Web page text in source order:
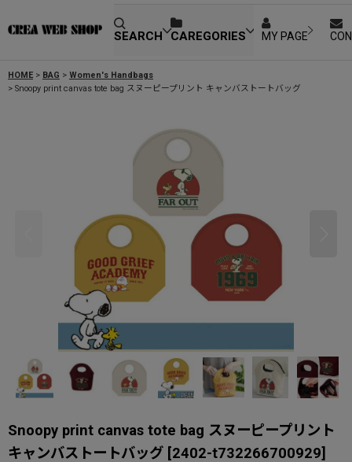
SEARCH CAREGORIES MY PAGE
HOME > BAG > Women's Handbags
> Snoopy print canvas tote bag スヌーピープリント キャンバストートバッグ
Snoopy print canvas tote bag スヌーピープリント
キャンバストートバッグ [2402-t732266700929]